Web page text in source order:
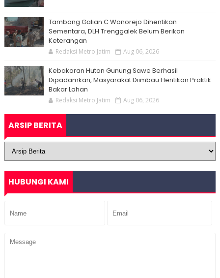
Tambang Galian C Wonorejo Dihentikan
Sementara, DLH Trenggalek Belum Berikan
Keterangan
Redaksi Metro Jatim Aug 06, 2026
Kebakaran Hutan Gunung Sawe Berhasil
Dipadamkan, Masyarakat Diimbau Hentikan Praktik
Bakar Lahan
Redaksi Metro Jatim Aug 06, 2026
ARSIP BERITA
HUBUNGI KAMI